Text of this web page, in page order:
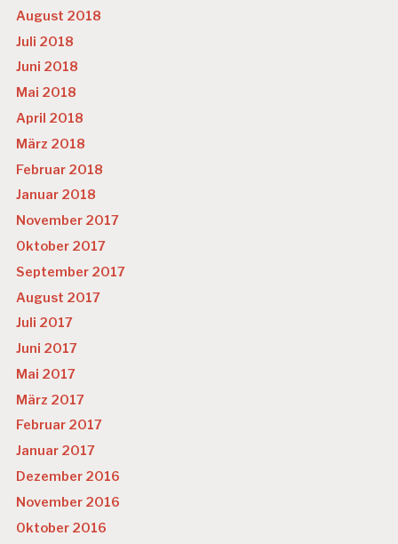
August 2018
Juli 2018
Juni 2018
Mai 2018
April 2018
März 2018
Februar 2018
Januar 2018
November 2017
Oktober 2017
September 2017
August 2017
Juli 2017
Juni 2017
Mai 2017
März 2017
Februar 2017
Januar 2017
Dezember 2016
November 2016
Oktober 2016